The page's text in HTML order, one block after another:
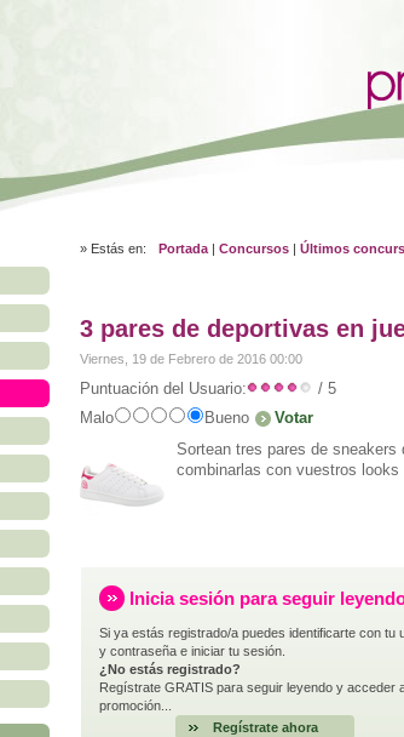
» Estás en: Portada |Concursos |Últimos
3 pares de deportivas en
Viernes, 19 de Febrero de 2016 00:00
Puntuación del Usuario:
/ 5
Malo
Bueno
Sortean tres pares de sneakers
combinarlas con vuestros
Inicia sesión para seguir
Si ya estás registrado/a puedes identificarte con tu
y contraseña e iniciar tu sesión.
¿No estás registrado?
Regístrate GRATIS para seguir leyendo y acceder
promoción...
Regístrate ahora